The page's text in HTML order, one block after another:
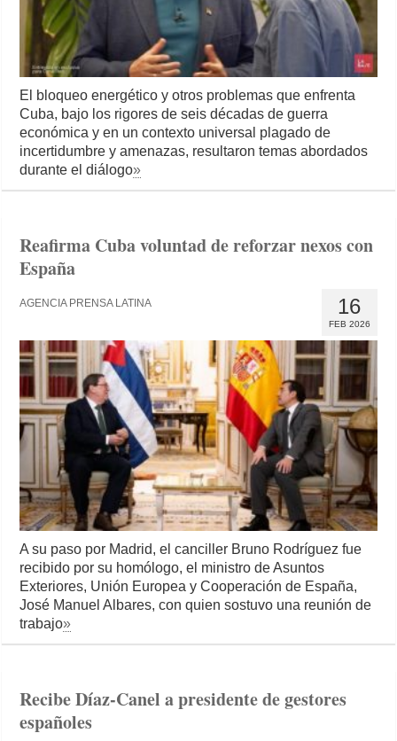
El bloqueo energético y otros problemas que enfrenta
Cuba, bajo los rigores de seis décadas de guerra
económica y en un contexto universal plagado de
incertidumbre y amenazas, resultaron temas abordados
durante el diálogo»
Reafirma Cuba voluntad de reforzar nexos con
España
16
FEB 2026
AGENCIA PRENSA LATINA
A su paso por Madrid, el canciller Bruno Rodríguez fue
recibido por su homólogo, el ministro de Asuntos
Exteriores, Unión Europea y Cooperación de España,
José Manuel Albares, con quien sostuvo una reunión de
trabajo»
Recibe Díaz-Canel a presidente de gestores
españoles